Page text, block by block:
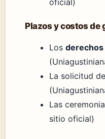
Plazos y costos de
Los
La solicitud
Las
sitio oficial)